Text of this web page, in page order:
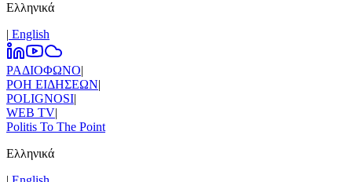
Ελληνικά
| Εnglish
ΡΑΔΙΟΦΩΝΟ|
ΡΟΗ ΕΙΔΗΣΕΩΝ|
POLIGNOSI|
WEB TV|
Politis To The Point
Ελληνικά